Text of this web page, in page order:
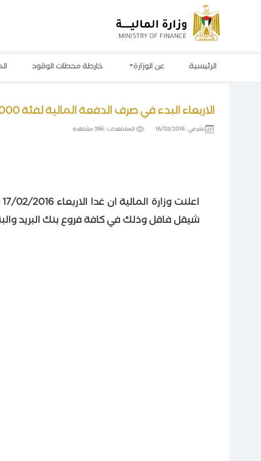
الرئيسية عن الوزارة خارطة محطات الوقود
الاربعاء البدء في صرف الدفعة المالية لفئة 2000 شيقل فاقل
نشر في :16/02/2016 المشاهدات :366 مشاهدة
شيقل فاقل وذلك في كافة فروع بنك البريد